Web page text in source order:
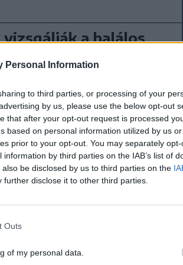
Personal Information
to third parties, or processing of your
by us, please use the below opt-out
that after your opt-out request is processed
based on personal information utilized by us
prior to your opt-out. You may separately
by third parties on the IAB’s list of
be disclosed by us to third parties on the
further disclose it to other third parties.
Outs
of my personal data.
a halálos
nemzeti
Szerbiában
szombaton Szerbiában az
következtében pénteken
hárman súlyosan megsérültek.
vezetője parlamenti
hogy véleménye szerint az